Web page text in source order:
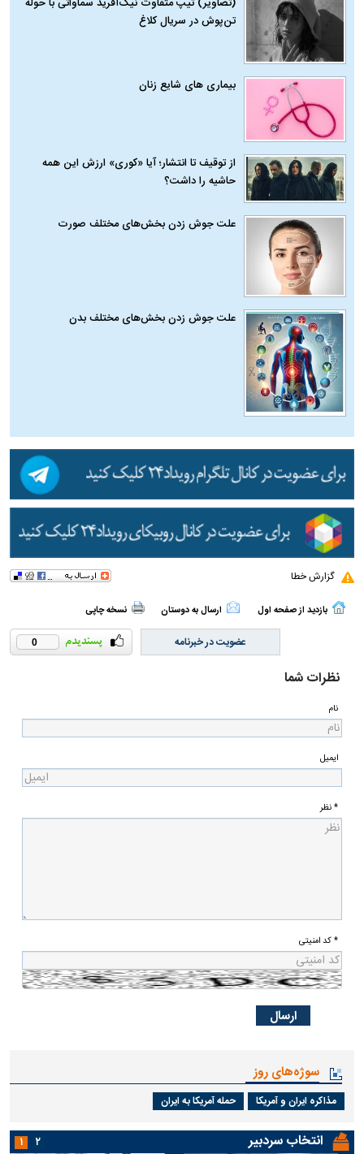
تن‌پوش در سریال کلاغ
بیماری‌ های شایع زنان
از توقیف تا انتشار؛ آیا «کوری» ارزش این همه
حاشیه را داشت؟
علت جوش زدن بخش‌های مختلف صورت
علت جوش زدن بخش‌های مختلف بدن
گزارش خطا
بازدید از صفحه اول ارسال به دوستان نسخه چاپی
0 عضویت در خبرنامه
نظرات شما
نام
ایمیل
* نظر
* کد امنیتی
سوژه‌های روز
مذاکره ایران و آمریکا حمله آمریکا به ایران
انتخاب سردبیر ۱ ۲